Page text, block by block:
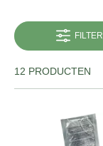
FILTER
12 PRODUCTEN